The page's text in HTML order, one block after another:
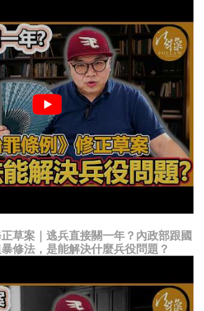
草案｜逃兵直接關一年？內政部跟國
修法，是能解決什麼兵役問題？